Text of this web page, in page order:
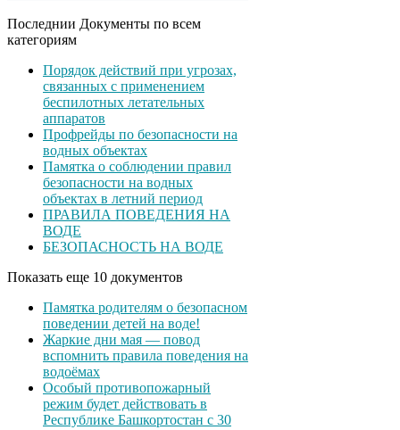
Последнии Документы по всем
категориям
Порядок действий при угрозах,
связанных с применением
беспилотных летательных
аппаратов
Профрейды по безопасности на
водных объектах
Памятка о соблюдении правил
безопасности на водных
объектах в летний период
ПРАВИЛА ПОВЕДЕНИЯ НА
ВОДЕ
БЕЗОПАСНОСТЬ НА ВОДЕ
Показать еще 10 документов
Памятка родителям о безопасном
поведении детей на воде!
Жаркие дни мая — повод
вспомнить правила поведения на
водоёмах
Особый противопожарный
режим будет действовать в
Республике Башкортостан с 30